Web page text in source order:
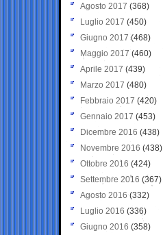
Agosto 2017 (368)
Luglio 2017 (450)
Giugno 2017 (468)
Maggio 2017 (460)
Aprile 2017 (439)
Marzo 2017 (480)
Febbraio 2017 (420)
Gennaio 2017 (453)
Dicembre 2016 (438)
Novembre 2016 (438)
Ottobre 2016 (424)
Settembre 2016 (367)
Agosto 2016 (332)
Luglio 2016 (336)
Giugno 2016 (358)